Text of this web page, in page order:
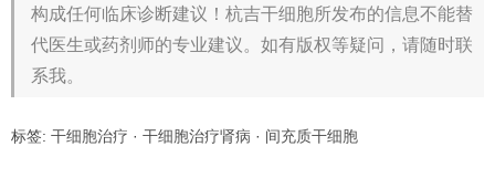
构成任何临床诊断建议！杭吉干细胞所发布的信息不能替
代医生或药剂师的专业建议。如有版权等疑问，请随时联
系我。
标签: 干细胞治疗 · 干细胞治疗肾病 · 间充质干细胞